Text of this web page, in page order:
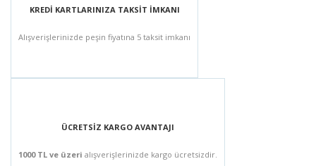
KREDİ KARTLARINIZA TAKSİT İMKANI
Alışverişlerinizde peşin fiyatına 5 taksit imkanı
ÜCRETSİZ KARGO AVANTAJI
1000 TL ve üzeri alışverişlerinizde kargo ücretsizdir.